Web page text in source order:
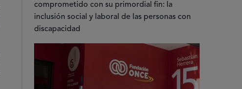
comprometido con su primordial fin: la
inclusión social y laboral de las personas con
discapacidad